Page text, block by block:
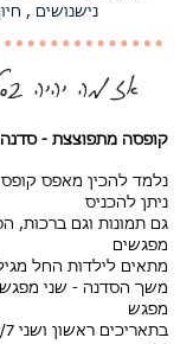
נישנושים ,
אז מה יהיה
קופסה מתפוצצת - סדנה
ניתן להכניס
גם תמונות וגם ברכות,
מפגשים
מתאים לילדות החל מגיל
משך הסדנה - שני
מפגש